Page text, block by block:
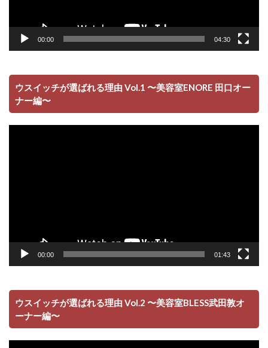
00:00 04:30
ウスイッチが選ばれる理由 Vol.1 〜美容室ENORE 田口オー
ナー編〜
動
00:00 01:43
ウスイッチが選ばれる理由 Vol.2 〜美容室BLESS武田敦オ
ーナー編〜
動